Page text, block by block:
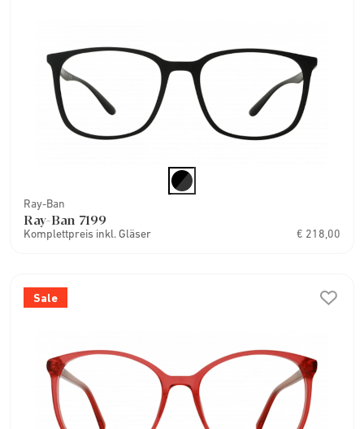
Ray-Ban
Ray-Ban 7199
Komplettpreis inkl. Gläser € 218,00
Sale